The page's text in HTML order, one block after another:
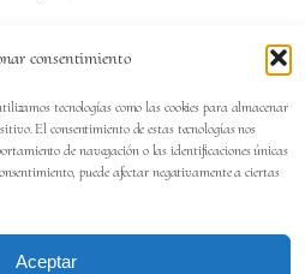
consentimiento
tecnologías como las cookies para almacenar
El consentimiento de estas tecnologías nos
de navegación o las identificaciones únicas
puede afectar negativamente a ciertas
Aceptar
Concepción. Sevilla
700313
EN: